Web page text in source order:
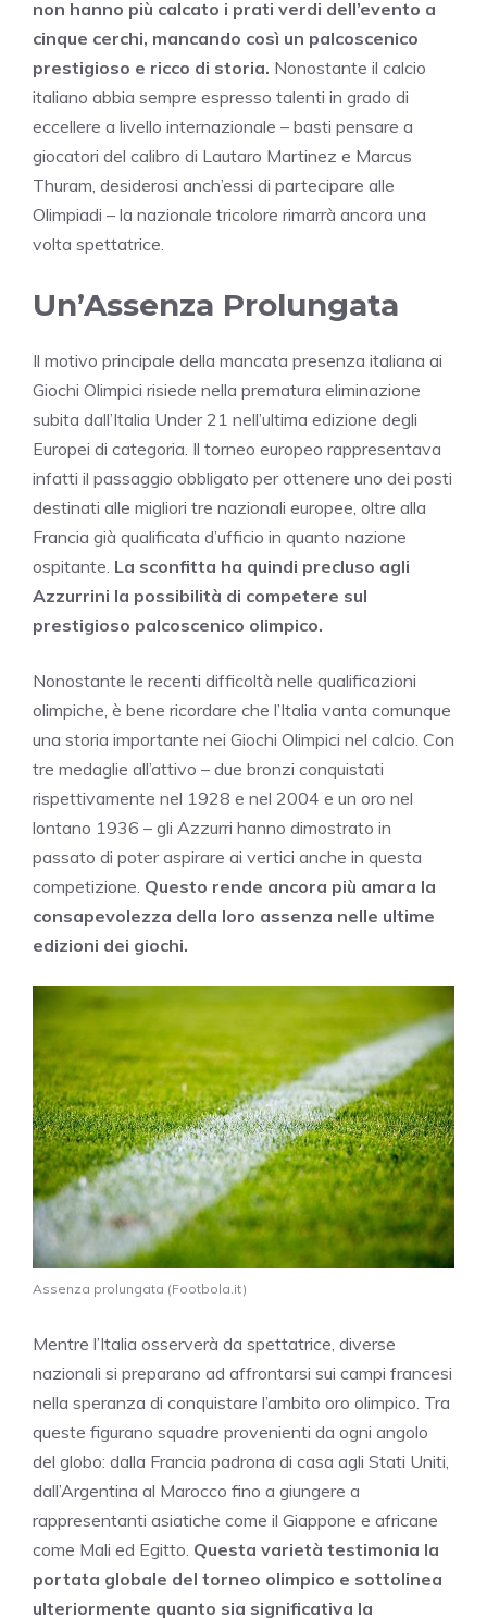
non hanno più calcato i prati verdi dell’evento a
cinque cerchi, mancando così un palcoscenico
prestigioso e ricco di storia. Nonostante il calcio
italiano abbia sempre espresso talenti in grado di
eccellere a livello internazionale – basti pensare a
giocatori del calibro di Lautaro Martinez e Marcus
Thuram, desiderosi anch’essi di partecipare alle
Olimpiadi – la nazionale tricolore rimarrà ancora una
volta spettatrice.
Un’Assenza Prolungata
Il motivo principale della mancata presenza italiana ai
Giochi Olimpici risiede nella prematura eliminazione
subita dall’Italia Under 21 nell’ultima edizione degli
Europei di categoria. Il torneo europeo rappresentava
infatti il passaggio obbligato per ottenere uno dei posti
destinati alle migliori tre nazionali europee, oltre alla
Francia già qualificata d’ufficio in quanto nazione
ospitante. La sconfitta ha quindi precluso agli
Azzurrini la possibilità di competere sul
prestigioso palcoscenico olimpico.
Nonostante le recenti difficoltà nelle qualificazioni
olimpiche, è bene ricordare che l’Italia vanta comunque
una storia importante nei Giochi Olimpici nel calcio. Con
tre medaglie all’attivo – due bronzi conquistati
rispettivamente nel 1928 e nel 2004 e un oro nel
lontano 1936 – gli Azzurri hanno dimostrato in
passato di poter aspirare ai vertici anche in questa
competizione. Questo rende ancora più amara la
consapevolezza della loro assenza nelle ultime
edizioni dei giochi.
Assenza prolungata (Footbola.it)
Mentre l’Italia osserverà da spettatrice, diverse
nazionali si preparano ad affrontarsi sui campi francesi
nella speranza di conquistare l’ambito oro olimpico. Tra
queste figurano squadre provenienti da ogni angolo
del globo: dalla Francia padrona di casa agli Stati Uniti,
dall’Argentina al Marocco fino a giungere a
rappresentanti asiatiche come il Giappone e africane
come Mali ed Egitto. Questa varietà testimonia la
portata globale del torneo olimpico e sottolinea
ulteriormente quanto sia significativa la